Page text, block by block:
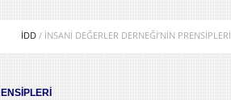
İDD / İNSANİ DEĞERLER DERNEĞİ’NİN PRENSİPLERİ